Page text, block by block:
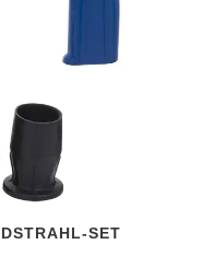
SET